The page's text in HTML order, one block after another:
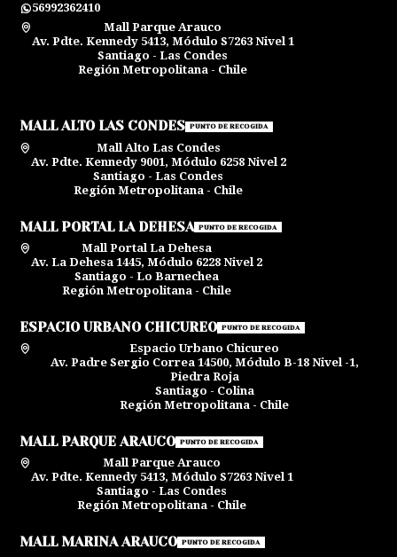
56992362410
Mall Parque Arauco
Av. Pdte. Kennedy 5413, Módulo S7263 Nivel 1
Santiago - Las Condes
Región Metropolitana - Chile
MALL ALTO LAS CONDES PUNTO DE RECOGIDA
Mall Alto Las Condes
Av. Pdte. Kennedy 9001, Módulo 6258 Nivel 2
Santiago - Las Condes
Región Metropolitana - Chile
MALL PORTAL LA DEHESA PUNTO DE RECOGIDA
Mall Portal La Dehesa
Av. La Dehesa 1445, Módulo 6228 Nivel 2
Santiago - Lo Barnechea
Región Metropolitana - Chile
ESPACIO URBANO CHICUREO PUNTO DE RECOGIDA
Espacio Urbano Chicureo
Av. Padre Sergio Correa 14500, Módulo B-18 Nivel -1,
Piedra Roja
Santiago - Colina
Región Metropolitana - Chile
MALL PARQUE ARAUCO PUNTO DE RECOGIDA
Mall Parque Arauco
Av. Pdte. Kennedy 5413, Módulo S7263 Nivel 1
Santiago - Las Condes
Región Metropolitana - Chile
MALL MARINA ARAUCO PUNTO DE RECOGIDA